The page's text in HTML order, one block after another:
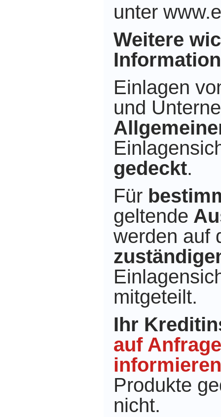
unter
Weitere
Einlagen
und
gedeckt.
Für
geltende
werden auf
mitgeteilt.
Ihr
auf Anfrage
informieren
Produkte
nicht.